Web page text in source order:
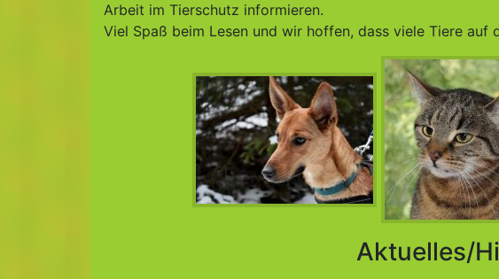
Arbeit im Tierschutz informieren.
Viel Spaß beim Lesen und wir hoffen, dass viele Tiere auf
Aktuelles/